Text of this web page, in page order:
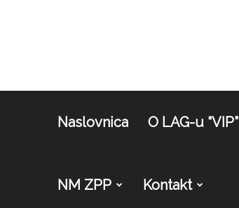
Naslovnica O LAG-u “VIP”
NM ZPP Kontakt